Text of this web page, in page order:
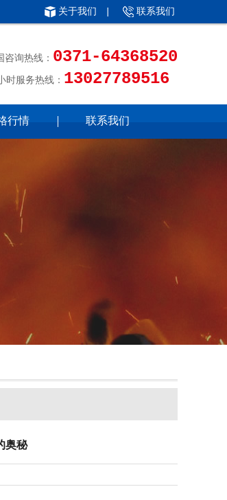
关于我们 联系我们
咨询热线： 0371-64368520
时服务热线： 13027789516
行情 联系我们
奥秘